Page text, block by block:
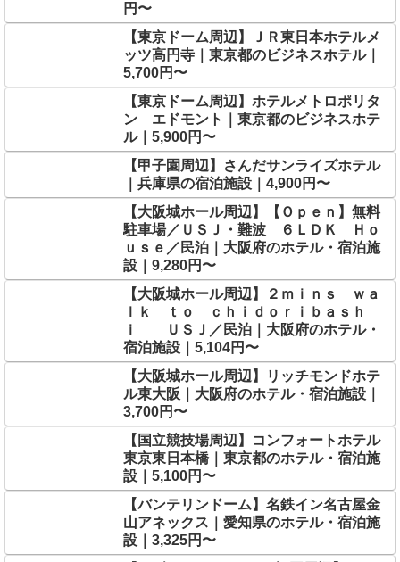
円〜
【東京ドーム周辺】ＪＲ東日本ホテルメ
ッツ高円寺｜東京都のビジネスホテル｜
5,700円〜
【東京ドーム周辺】ホテルメトロポリタ
ン エドモント｜東京都のビジネスホテ
ル｜5,900円〜
【甲子園周辺】さんだサンライズホテル
｜兵庫県の宿泊施設｜4,900円〜
【大阪城ホール周辺】【Ｏｐｅｎ】無料
駐車場／ＵＳＪ・難波 ６ＬＤＫ Ｈｏ
ｕｓｅ／民泊｜大阪府のホテル・宿泊施
設｜9,280円〜
【大阪城ホール周辺】２ｍｉｎｓ ｗａ
ｌｋ ｔｏ ｃｈｉｄｏｒｉｂａｓｈ
ｉ ＵＳＪ／民泊｜大阪府のホテル・
宿泊施設｜5,104円〜
【大阪城ホール周辺】リッチモンドホテ
ル東大阪｜大阪府のホテル・宿泊施設｜
3,700円〜
【国立競技場周辺】コンフォートホテル
東京東日本橋｜東京都のホテル・宿泊施
設｜5,100円〜
【バンテリンドーム】名鉄イン名古屋金
山アネックス｜愛知県のホテル・宿泊施
設｜3,325円〜